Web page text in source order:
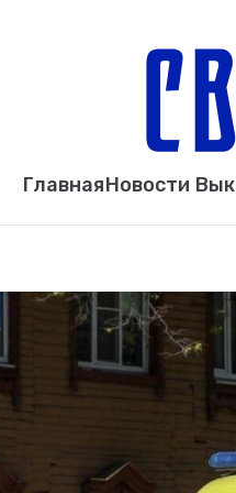
ГлавнаяНовости